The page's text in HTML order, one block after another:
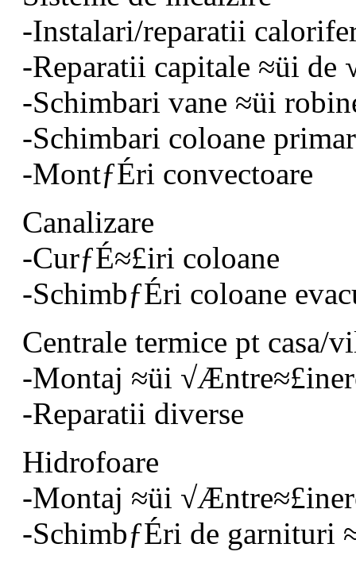
-Instalari/reparatii
-Reparatii capitale ≈üi de
-Schimbari vane ≈üi
-Schimbari coloane
-MontƒÉri convectoare
Canalizare
-CurƒÉ≈£iri coloane
-SchimbƒÉri coloane
Centrale termice pt casa/
-Montaj ≈üi
-Reparatii diverse
Hidrofoare
-Montaj ≈üi
-SchimbƒÉri de garnituri